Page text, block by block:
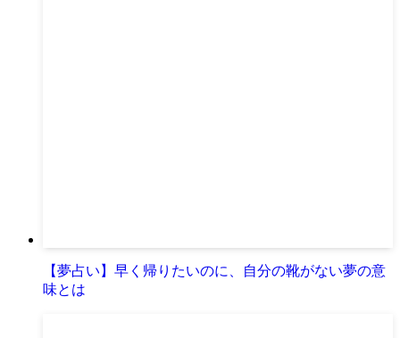
【夢占い】早く帰りたいのに、自分の靴がない夢の意
味とは